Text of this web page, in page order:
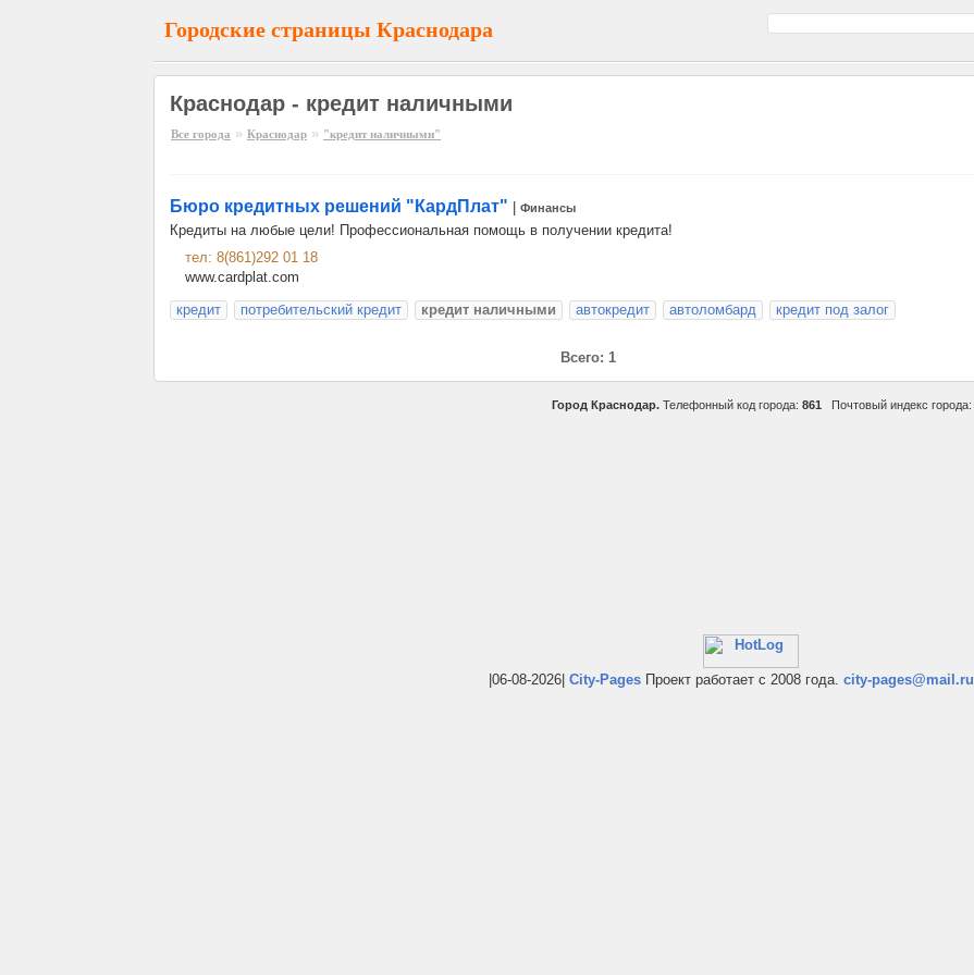
Городские страницы Краснодара
Краснодар - кредит наличными
Все города » Краснодар » "кредит наличными"
Бюро кредитных решений "КардПлат" Финансы
Кредиты на любые цели! Профессиональная помощь в получении кредита!
тел: 8(861)292 01 18
www.cardplat.com
кредит
потребительский кредит кредит наличными автокредит автоломбард кредит под залог
Всего: 1
Город Краснодар. Телефонный код города: 861 Почтовый индекс города:
|06-08-2026| City-Pages Проект работает с 2008 года. city-pages@mail.ru